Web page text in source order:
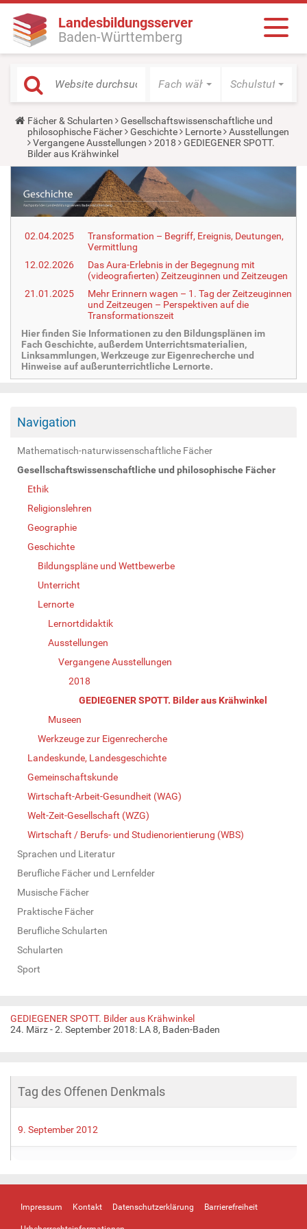
Landesbildungsserver
Baden-Württemberg
Fach wählen Schulstufe
Y
o
u
a
r
e
r
e
Fächer & Schularten
Gesellschaftswissenschaftliche und
philosophische Fächer
Geschichte Lernorte
Ausstellungen
Vergangene Ausstellungen
2018
GEDIEGENER SPOTT.
Bilder aus Krähwinkel
02.04.2025
Transformation – Begriff, Ereignis, Deutungen,
Vermittlung
12.02.2026
Das Aura-Erlebnis in der Begegnung mit
(videografierten) Zeitzeuginnen und Zeitzeugen
21.01.2025
Mehr Erinnern wagen – 1. Tag der Zeitzeuginnen
und Zeitzeugen – Perspektiven auf die
Transformationszeit
Hier finden Sie Informationen zu den Bildungsplänen im
Fach Geschichte, außerdem Unterrichtsmaterialien,
Linksammlungen, Werkzeuge zur Eigenrecherche und
Hinweise auf außerunterrichtliche Lernorte.
Navigation
Mathematisch-naturwissenschaftliche Fächer
Gesellschaftswissenschaftliche und philosophische Fächer
Ethik
Religionslehren
Geographie
Geschichte
Bildungspläne und Wettbewerbe
Unterricht
Lernorte
Lernortdidaktik
Ausstellungen
Vergangene Ausstellungen
2018
GEDIEGENER SPOTT. Bilder aus Krähwinkel
Museen
Werkzeuge zur Eigenrecherche
Landeskunde, Landesgeschichte
Gemeinschaftskunde
Wirtschaft-Arbeit-Gesundheit (WAG)
Welt-Zeit-Gesellschaft (WZG)
Wirtschaft / Berufs- und Studienorientierung (WBS)
Sprachen und Literatur
Berufliche Fächer und Lernfelder
Musische Fächer
Praktische Fächer
Berufliche Schularten
Schularten
Sport
GEDIEGENER SPOTT. Bilder aus Krähwinkel
24. März - 2. September 2018: LA 8, Baden-Baden
Tag des Offenen Denkmals
9. September 2012
Impressum Kontakt Datenschutzerklärung Barrierefreiheit